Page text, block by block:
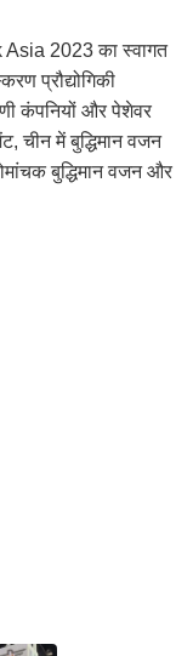
Asia 2023 का स्वागत
प्रौद्योगिकी
कंपनियों और पेशेवर
में बुद्धिमान वजन
बुद्धिमान वजन और